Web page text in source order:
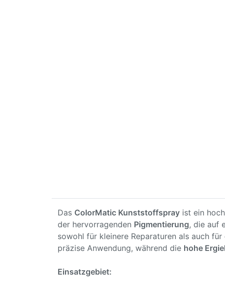
Das ColorMatic Kunststoffspray ist ein
der hervorragenden Pigmentierung, die auf
sowohl für kleinere Reparaturen als auch
präzise Anwendung, während die hohe
Einsatzgebiet: